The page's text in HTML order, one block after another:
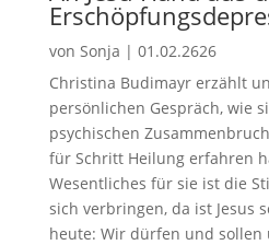
von Sonja | 01.02.2626
Christina Budimayr erzählt
persönlichen Gespräch, wie
psychischen
für Schritt Heilung erfahren
Wesentliches für sie ist die
sich verbringen, da ist Jesus
heute: Wir dürfen und sollen